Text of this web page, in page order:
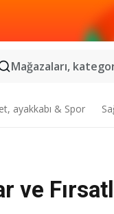
Mağazaları,
ayakkabı & Spor
ve